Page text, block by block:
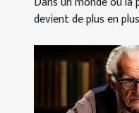
devient de plus en